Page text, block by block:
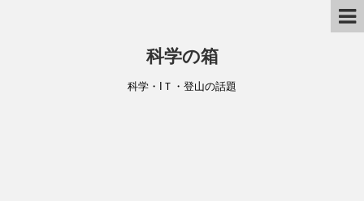
科学の箱
科学・IＴ・登山の話題